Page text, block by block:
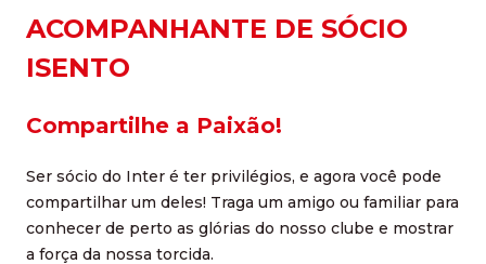
ACOMPANHANTE DE SÓCIO
ISENTO
Compartilhe a Paixão!
Ser sócio do Inter é ter privilégios, e agora você pode
compartilhar um deles! Traga um amigo ou familiar para
conhecer de perto as glórias do nosso clube e mostrar
a força da nossa torcida.